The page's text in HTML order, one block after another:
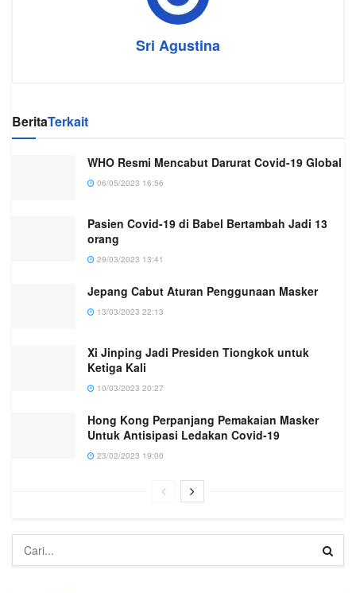
Sri Agustina
BeritaTerkait
WHO Resmi Mencabut Darurat Covid-19 Global
06/05/2023 16:56
Pasien Covid-19 di Babel Bertambah Jadi 13
orang
29/03/2023 13:41
Jepang Cabut Aturan Penggunaan Masker
13/03/2023 22:13
Xi Jinping Jadi Presiden Tiongkok untuk
Ketiga Kali
10/03/2023 20:27
Hong Kong Perpanjang Pemakaian Masker
Untuk Antisipasi Ledakan Covid-19
23/02/2023 19:00